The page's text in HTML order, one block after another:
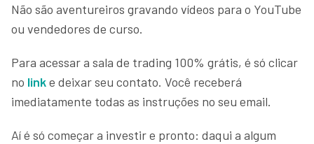
Não são aventureiros gravando vídeos para o YouTube
ou vendedores de curso.
Para acessar a sala de trading 100% grátis, é só clicar
no linke deixar seu contato. Você receberá
imediatamente todas as instruções no seu email.
Aí é só começar a investir e pronto: daqui a algum